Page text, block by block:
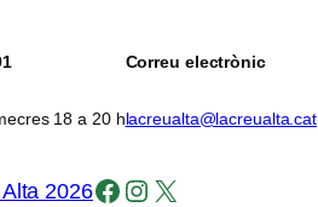
18 a 20 h
Correu electrònic
lacreualta@lacreualta.cat
2026Facebook
Instagram
X